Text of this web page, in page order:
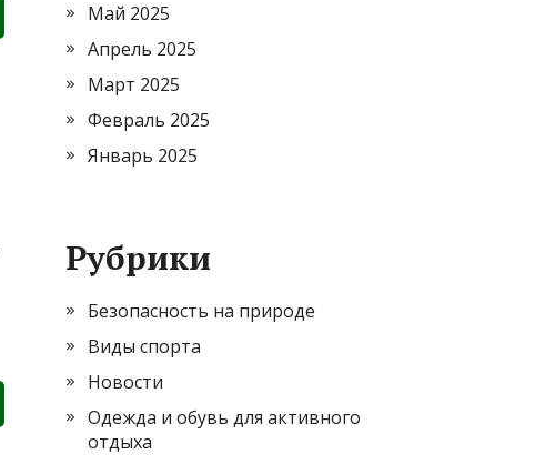
Май 2025
Апрель 2025
Март 2025
Февраль 2025
Январь 2025
Рубрики
Безопасность на природе
Виды спорта
Новости
Одежда и обувь для активного
отдыха